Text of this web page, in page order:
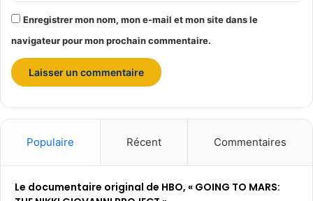
Enregistrer mon nom, mon e-mail et mon site dans le
navigateur pour mon prochain commentaire.
Populaire Récent Commentaires
Le documentaire original de HBO, « GOING TO MARS: